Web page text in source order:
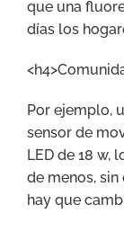
que una
días los
Por ejemplo,
sensor de
LED de 18 w,
de menos,
hay que